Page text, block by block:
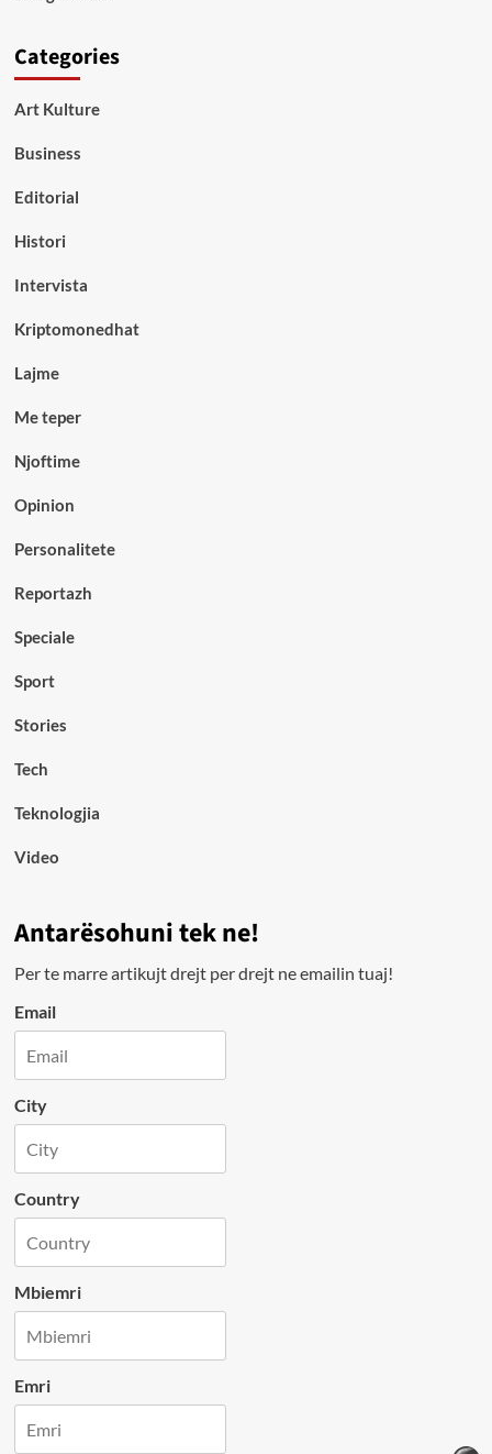
Categories
Art Kulture
Business
Editorial
Histori
Intervista
Kriptomonedhat
Lajme
Me teper
Njoftime
Opinion
Personalitete
Reportazh
Speciale
Sport
Stories
Tech
Teknologjia
Video
Antarësohuni tek ne!
Per te marre artikujt drejt per drejt ne emailin tuaj!
Email
City
Country
Mbiemri
Emri